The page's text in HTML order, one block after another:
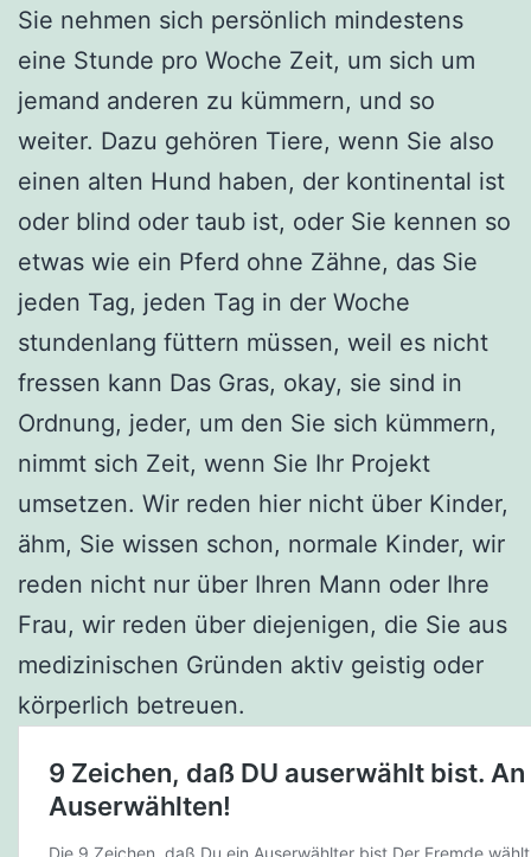
Sie nehmen sich persönlich mindestens
eine Stunde pro Woche Zeit, um sich um
jemand anderen zu kümmern, und so
weiter. Dazu gehören Tiere, wenn Sie also
einen alten Hund haben, der kontinental ist
oder blind oder taub ist, oder Sie kennen so
etwas wie ein Pferd ohne Zähne, das Sie
jeden Tag, jeden Tag in der Woche
stundenlang füttern müssen, weil es nicht
fressen kann Das Gras, okay, sie sind in
Ordnung, jeder, um den Sie sich kümmern,
nimmt sich Zeit, wenn Sie Ihr Projekt
umsetzen. Wir reden hier nicht über Kinder,
ähm, Sie wissen schon, normale Kinder, wir
reden nicht nur über Ihren Mann oder Ihre
Frau, wir reden über diejenigen, die Sie aus
medizinischen Gründen aktiv geistig oder
körperlich betreuen.